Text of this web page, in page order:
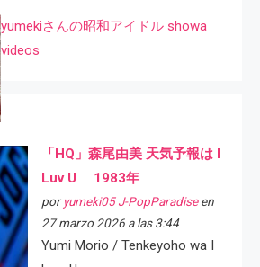
yumekiさんの昭和アイドル showa
videos
「HQ」森尾由美 天気予報は I
Luv U 1983年
por yumeki05 J-PopParadiseen
27 marzo 2026 a las 3:44
Yumi Morio / Tenkeyoho wa I